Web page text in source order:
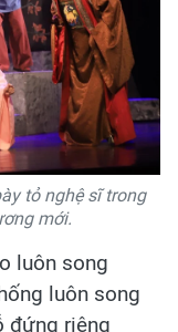
tỏ nghệ sĩ trong
mới.
luôn song
luôn song
đứng riêng